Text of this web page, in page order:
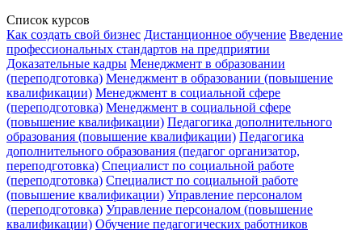
Список курсов
Как создать свой бизнес Дистанционное обучение Введение
профессиональных стандартов на предприятии
Доказательные кадры Менеджмент в образовании
(переподготовка) Менеджмент в образовании (повышение
квалификации) Менеджмент в социальной сфере
(переподготовка) Менеджмент в социальной сфере
(повышение квалификации) Педагогика дополнительного
образования (повышение квалификации) Педагогика
дополнительного образования (педагог организатор,
переподготовка) Специалист по социальной работе
(переподготовка) Специалист по социальной работе
(повышение квалификации) Управление персоналом
(переподготовка) Управление персоналом (повышение
квалификации) Обучение педагогических работников